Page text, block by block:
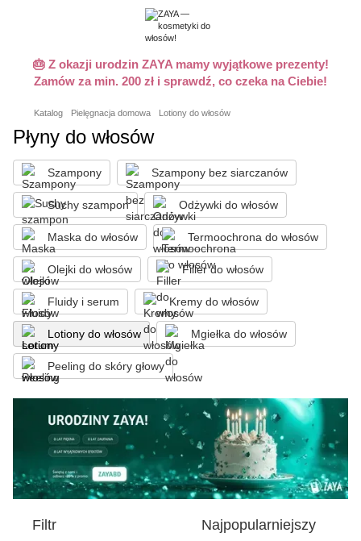
🎂 Z okazji urodzin ZAYA mamy wyjątkowe prezenty!
Zamów za min. 200 zł i sprawdź, co czeka na Ciebie!
Katalog Pielęgnacja domowa Lotiony do włosów
Płyny do włosów
Szampony Szampony bez siarczanów
Suchy szampon Odżywki do włosów
Maska do włosów Termoochrona do włosów
Olejki do włosów Filler do włosów
Fluidy i serum Kremy do włosów
Lotiony do włosów Mgiełka do włosów
Peeling do skóry głowy
Filtr Najpopularniejszy